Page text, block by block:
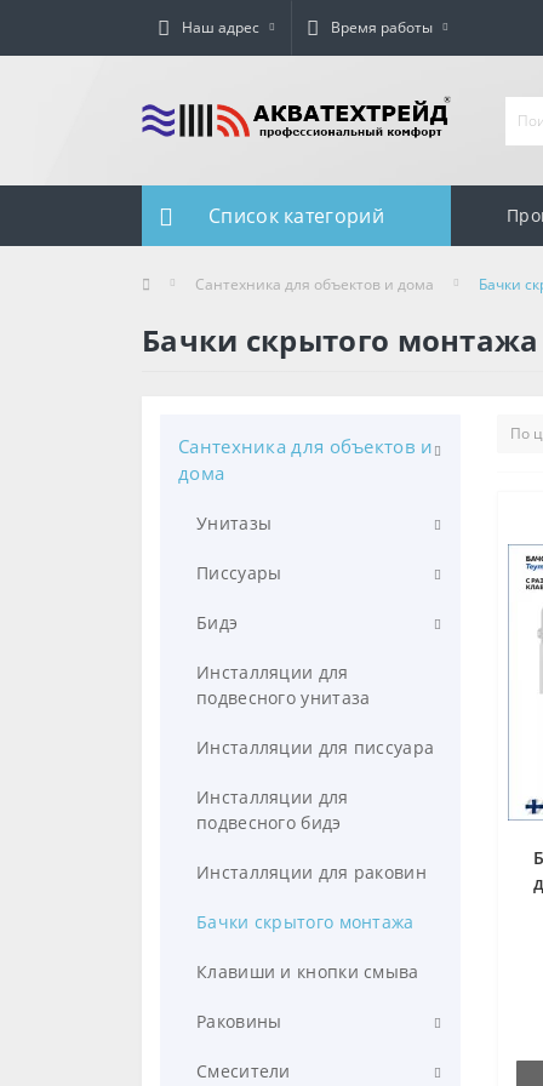
Наш адрес Время работы
Список категорий
Сантехника для объектов и дома Бачки
Бачки скрытого монтажа
Сантехника для объектов и
дома
Унитазы
Компактные
Подвесные
Напольные приставные
Сиденья для унитазов
Писсуары
Настенные
Напольные
Бидэ
Напольное
Инсталляции для
подвесного унитаза
Инсталляции для писсуара
Инсталляции для
подвесного бидэ
Инсталляции для раковин
Бачки скрытого монтажа
Клавиши и кнопки смыва
Раковины
Подвесные
Смесители